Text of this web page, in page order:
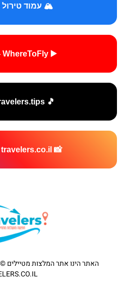
🏔️ עמוד טירול
▶️ YouTube - WhereToFly
🎵 TikTok - travelers.tips
📸 Instagram - travelers.co.il
האתר הינו אתר המלצות מטיילים